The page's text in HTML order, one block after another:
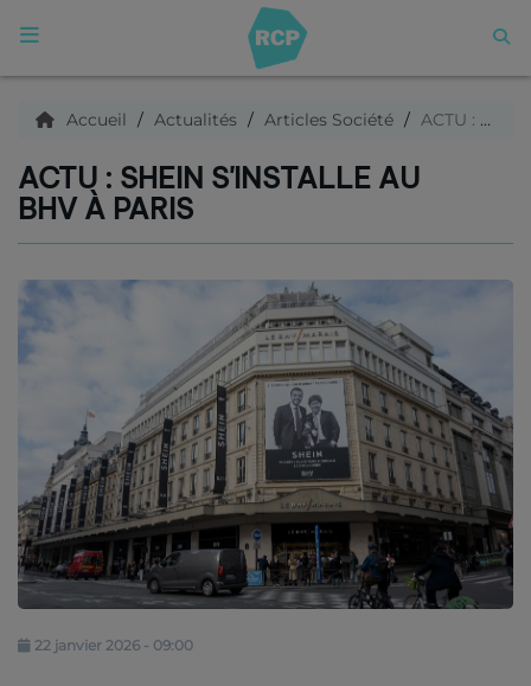
ACCUEIL
Qui sommes nous ?
Podcasts
C'est quoi ce titre ?
Archives
Contact
Se connecter
Accueil Actualités Articles Société ACTU : Shein s'installe au BHV à Paris
ACTU : SHEIN S'INSTALLE AU
BHV À PARIS
22 janvier 2026 - 09:00